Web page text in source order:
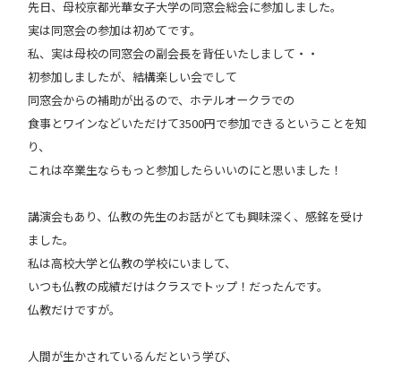
先日、母校京都光華女子大学の同窓会総会に参加しました。
実は同窓会の参加は初めてです。
私、実は母校の同窓会の副会長を背任いたしまして・・
初参加しましたが、結構楽しい会でして
同窓会からの補助が出るので、ホテルオークラでの
食事とワインなどいただけて3500円で参加できるということを知
り、
これは卒業生ならもっと参加したらいいのにと思いました！
講演会もあり、仏教の先生のお話がとても興味深く、感銘を受け
ました。
私は高校大学と仏教の学校にいまして、
いつも仏教の成績だけはクラスでトップ！だったんです。
仏教だけですが。
人間が生かされているんだという学び、